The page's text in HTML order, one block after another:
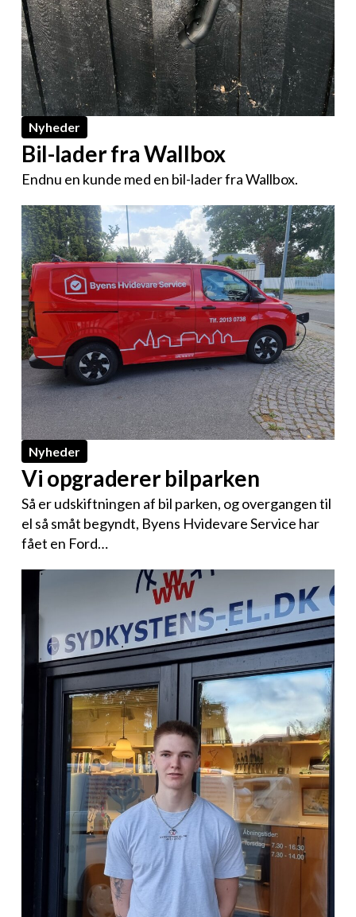
Nyheder
Bil-lader fra Wallbox
Endnu en kunde med en bil-lader fra Wallbox.
Nyheder
Vi opgraderer bilparken
Så er udskiftningen af bil parken, og overgangen til
el så småt begyndt, Byens Hvidevare Service har
fået en Ford…